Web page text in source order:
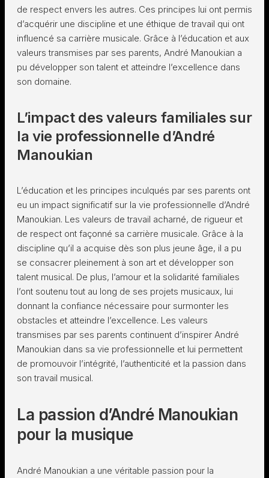
de respect envers les autres. Ces principes lui ont permis
d’acquérir une discipline et une éthique de travail qui ont
influencé sa carrière musicale. Grâce à l’éducation et aux
valeurs transmises par ses parents, André Manoukian a
pu développer son talent et atteindre l’excellence dans
son domaine.
L’impact des valeurs familiales sur
la vie professionnelle d’André
Manoukian
L’éducation et les principes inculqués par ses parents ont
eu un impact significatif sur la vie professionnelle d’André
Manoukian. Les valeurs de travail acharné, de rigueur et
de respect ont façonné sa carrière musicale. Grâce à la
discipline qu’il a acquise dès son plus jeune âge, il a pu
se consacrer pleinement à son art et développer son
talent musical. De plus, l’amour et la solidarité familiales
l’ont soutenu tout au long de ses projets musicaux, lui
donnant la confiance nécessaire pour surmonter les
obstacles et atteindre l’excellence. Les valeurs
transmises par ses parents continuent d’inspirer André
Manoukian dans sa vie professionnelle et lui permettent
de promouvoir l’intégrité, l’authenticité et la passion dans
son travail musical.
La passion d’André Manoukian
pour la musique
André Manoukian a une véritable passion pour la